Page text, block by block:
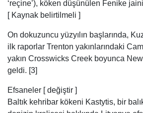
Baltık kehribar kökeni Kastytis, bir
sürümlerinden birine göre, onun
kehribar sarayı yok ve deniz köpüğü
kızını cezalandırdı. Jurate sarayının
kıyısında bulunabilir. Ayrıca bkz Jūratė
KEHRİBAR ERKEK YÜZÜK